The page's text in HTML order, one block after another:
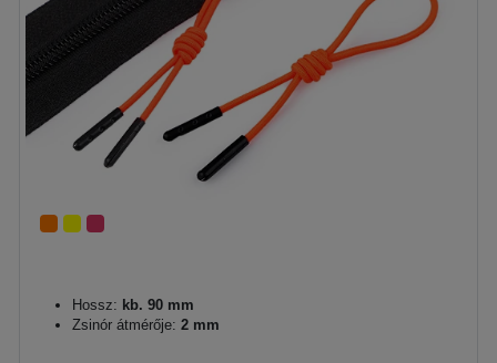
Hossz: kb. 90 mm
Zsinór átmérője: 2 mm